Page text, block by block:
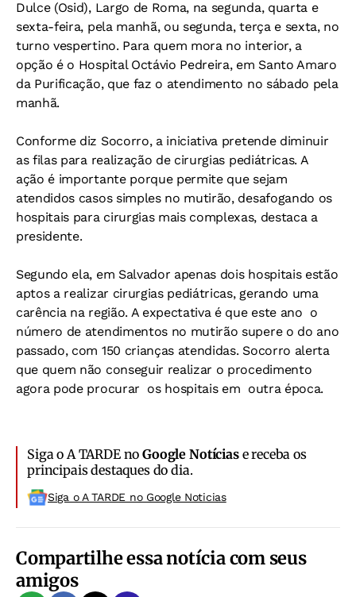
Dulce (Osid), Largo de Roma, na segunda, quarta e
sexta-feira, pela manhã, ou segunda, terça e sexta, no
turno vespertino. Para quem mora no interior, a
opção é o Hospital Octávio Pedreira, em Santo Amaro
da Purificação, que faz o atendimento no sábado pela
manhã.
Conforme diz Socorro, a iniciativa pretende diminuir
as filas para realização de cirurgias pediátricas. A
ação é importante porque permite que sejam
atendidos casos simples no mutirão, desafogando os
hospitais para cirurgias mais complexas, destaca a
presidente.
Segundo ela, em Salvador apenas dois hospitais estão
aptos a realizar cirurgias pediátricas, gerando uma
carência na região. A expectativa é que este ano o
número de atendimentos no mutirão supere o do ano
passado, com 150 crianças atendidas. Socorro alerta
que quem não conseguir realizar o procedimento
agora pode procurar os hospitais em outra época.
Siga o A TARDE noGoogle Notíciase receba os
principais destaques do dia.
Siga o A TARDE no Google Noticias
Compartilhe essa notícia com seus
amigos